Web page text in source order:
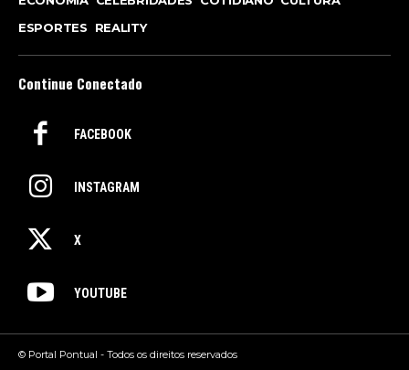
ESPORTES
REALITY
Continue Conectado
FACEBOOK
INSTAGRAM
X
YOUTUBE
© Portal Pontual - Todos os direitos reservados